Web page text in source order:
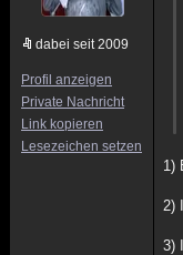
dabei seit 2009
Profil anzeigen
Private Nachricht
Link kopieren
Lesezeichen setzen
1)
2)
3)